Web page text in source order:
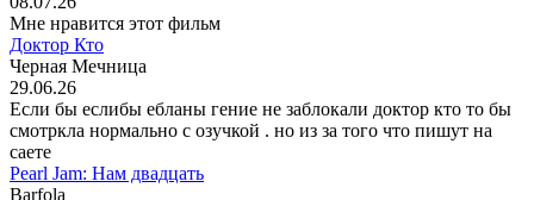
Мне нравится этот фильм
Доктор Кто
Черная Мечница
29.06.26
Если бы еслибы ебланы гение не заблокали доктор кто то бы
смотркла нормально с озучкой . но из за того что пишут на
саете
Pearl Jam: Нам двадцать
Barfola